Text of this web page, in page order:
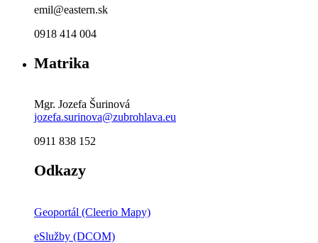
emil@eastern.sk
0918 414 004
Matrika
Mgr. Jozefa Šurinová
jozefa.surinova@zubrohlava.eu
0911 838 152
Odkazy
Geoportál (Cleerio Mapy)
eSlužby (DCOM)